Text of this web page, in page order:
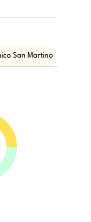
San Martino